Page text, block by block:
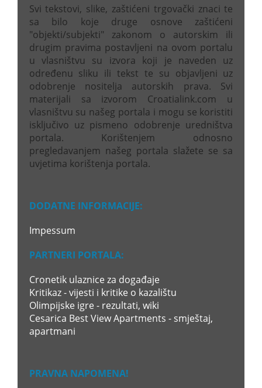
Svi tekstovi, slike, zaštićeni trgovački znaci te
sa bilo koje druge osnove zaštićeni
"objekti/subjekti" zakonom o autorskim ili
drugim pravima postavljeni na ovom portalu
u vlasništvu su izvora koji je naveden uz
određenu sliku ili tekst te su objavljeni uz
odobrenje nositelja autorskih prava. Svi
materijali sa izvorom Croatialink.com u
vlasništvu su našeg portala i mogu se koristiti
isključivo uz pismeno odobrenje uredništva
portala. Korištenjem odnosno
pregledavanjem našeg portala slažete se sa
uvjetima korištenja portala.
DODATNE INFORMACIJE:
Impessum
PARTNERI PORTALA:
Cronetik ulaznice za događaje
Kritikaz - vijesti i kritike o kazalištu
Olimpijske igre - rezultati, wiki
Cesarica Best View Apartments - smještaj,
apartmani
PRAVNA NAPOMENA!